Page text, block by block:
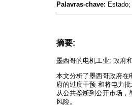
Palavras-chave:
摘要:
墨西哥的电机工业; 政府
本文分析了墨西哥政府在
府的过度干预 和将电力
从公共垄断到公开市场
风险。